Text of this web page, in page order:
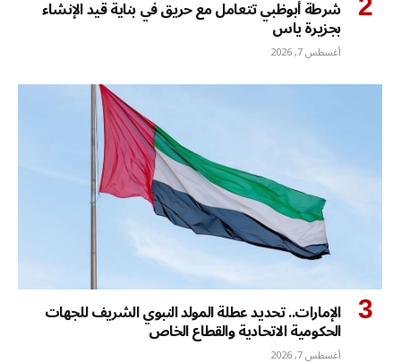
شرطة أبوظبي تتعامل مع حريق في بناية قيد الإنشاء
بجزيرة ياس
أغسطس 7, 2026
الإمارات.. تحديد عطلة المولد النبوي الشريف للجهات
الحكومية الاتحادية والقطاع الخاص
أغسطس 7, 2026